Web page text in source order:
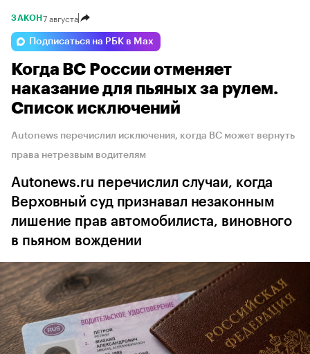
ЗАКОН 7 августа
Подписаться на РБК в Max
Когда ВС России отменяет
наказание для пьяных за рулем.
Список исключений
Autonews перечислил исключения, когда ВС может вернуть
права нетрезвым водителям
Autonews.ru перечислил случаи, когда
Верховный суд признавал незаконным
лишение прав автомобилиста, виновного
в пьяном вождении